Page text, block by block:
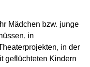
Mädchen bzw. junge
in
in der
geflüchteten Kindern